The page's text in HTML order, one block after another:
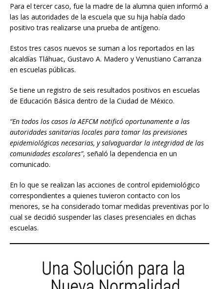
Para el tercer caso, fue la madre de la alumna quien informó a
las las autoridades de la escuela que su hija había dado
positivo tras realizarse una prueba de antígeno.
Estos tres casos nuevos se suman a los reportados en las
alcaldías Tláhuac, Gustavo A. Madero y Venustiano Carranza
en escuelas públicas.
Se tiene un registro de seis resultados positivos en escuelas
de Educación Básica dentro de la Ciudad de México.
“En todos los casos la AEFCM notificó oportunamente a las
autoridades sanitarias locales para tomar las previsiones
epidemiológicas necesarias, y salvaguardar la integridad de las
comunidades escolares”, señaló la dependencia en un
comunicado.
En lo que se realizan las acciones de control epidemiológico
correspondientes a quienes tuvieron contacto con los
menores, se ha considerado tomar medidas preventivas por lo
cual se decidió suspender las clases presenciales en dichas
escuelas.